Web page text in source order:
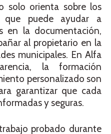
solo orienta sobre los
que puede ayudar a
en la documentación,
al propietario en la
municipales. En Alfa
la formación
personalizado son
garantizar que cada
y seguras.
probado durante